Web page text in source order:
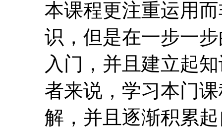
本课程更注重运用
识，但是在一步一
入门，并且建立起
者来说，学习本门
解，并且逐渐积累